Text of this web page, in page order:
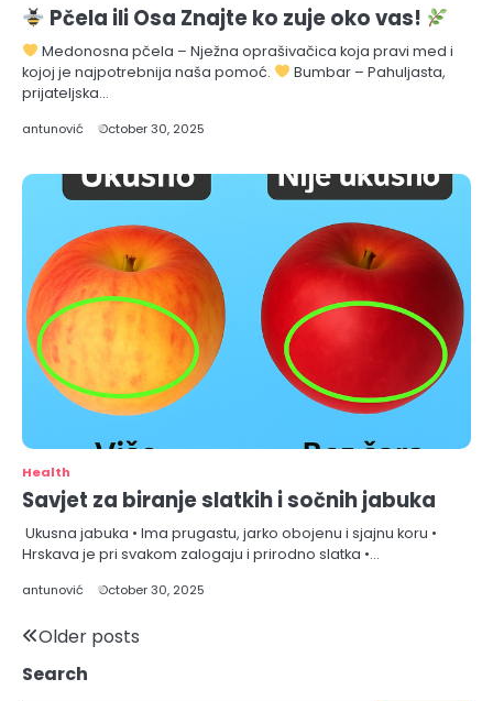
Pčela ili Osa Znajte ko zuje oko vas!
Medonosna pčela – Nježna oprašivačica koja pravi med i
kojoj je najpotrebnija naša pomoć.
Bumbar – Pahuljasta,
prijateljska…
antunović October 30, 2025
Health
Savjet za biranje slatkih i sočnih jabuka
Ukusna jabuka • Ima prugastu, jarko obojenu i sjajnu koru •
Hrskava je pri svakom zalogaju i prirodno slatka •…
antunović October 30, 2025
Posts
navigation
Older posts
Search